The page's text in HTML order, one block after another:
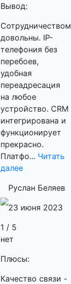
Вывод:
Сотрудничеством
довольны. IP-
телефония без
перебоев,
удобная
переадресация
на любое
устройство. CRM
интегрирована и
функционирует
прекрасно.
Платфо... Читать
далее
Руслан Беляев
23 июня 2023
1 / 5
нет
Плюсы:
Качество связи -